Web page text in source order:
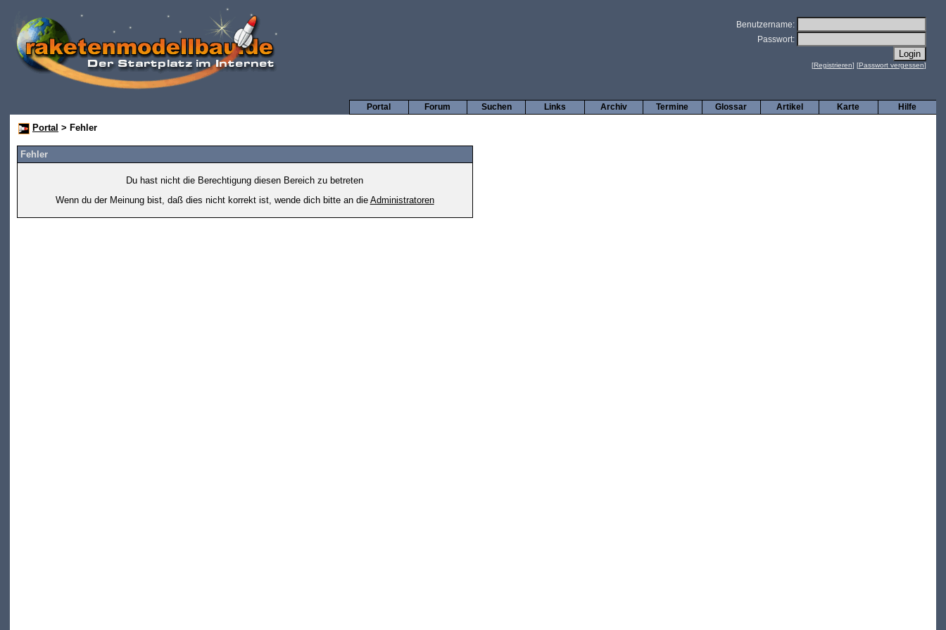
Benutzername:
Passwort:
[Registrieren] [Passwort vergessen]
Hilfe
Karte
Artikel
Glossar
Termine
Archiv
Links
Suchen
Forum
Portal
Portal > Fehler
Fehler
Du hast nicht die Berechtigung diesen Bereich zu betreten
Wenn du der Meinung bist, daß dies nicht korrekt ist, wende dich bitte an die Administratoren